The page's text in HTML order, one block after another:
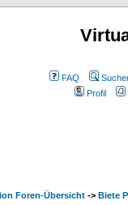
FAQ
Profil
Foren-Übersicht -> Biete